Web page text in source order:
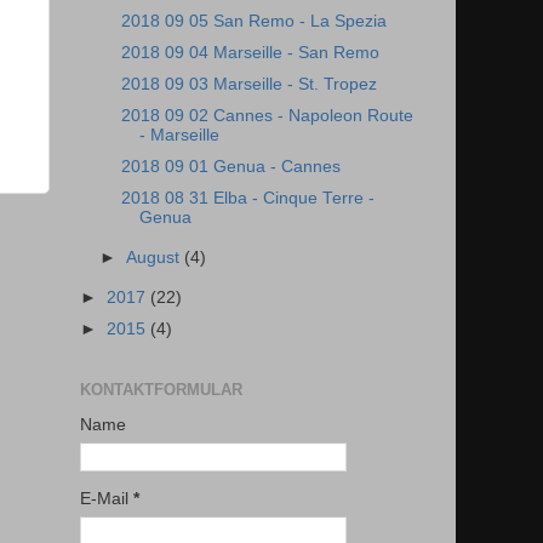
2018 09 05 San Remo - La Spezia
2018 09 04 Marseille - San Remo
2018 09 03 Marseille - St. Tropez
2018 09 02 Cannes - Napoleon Route
- Marseille
2018 09 01 Genua - Cannes
2018 08 31 Elba - Cinque Terre -
Genua
►August (4)
► 2017 (22)
► 2015 (4)
KONTAKTFORMULAR
Name
E-Mail *